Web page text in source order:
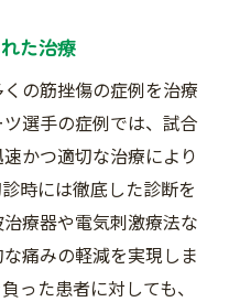
た治療
の筋挫傷の症例を治療
選手の症例では、試合
かつ適切な治療により
時には徹底した診断を
療器や電気刺激療法な
痛みの軽減を実現しま
った患者に対しても、